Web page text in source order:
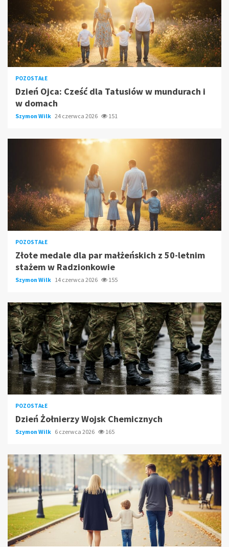
POZOSTAŁE
Dzień Ojca: Cześć dla Tatusiów w mundurach i
w domach
Szymon Wilk 24 czerwca 2026 151
POZOSTAŁE
Złote medale dla par małżeńskich z 50-letnim
stażem w Radzionkowie
Szymon Wilk 14 czerwca 2026 155
POZOSTAŁE
Dzień Żołnierzy Wojsk Chemicznych
Szymon Wilk 6 czerwca 2026 165